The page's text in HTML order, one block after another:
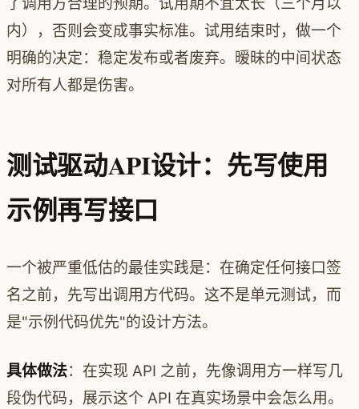
内），否则会变成事实标准。试用结束时，做一个
明确的决定：稳定发布或者废弃。暧昧的中间状态
对所有人都是伤害。
测试驱动API设计：先写使用
示例再写接口
一个被严重低估的最佳实践是：在确定任何接口签
名之前，先写出调用方代码。这不是单元测试，而
是"示例代码优先"的设计方法。
具体做法：在实现 API 之前，先像调用方一样写几
段伪代码，展示这个 API 在真实场景中会怎么用。